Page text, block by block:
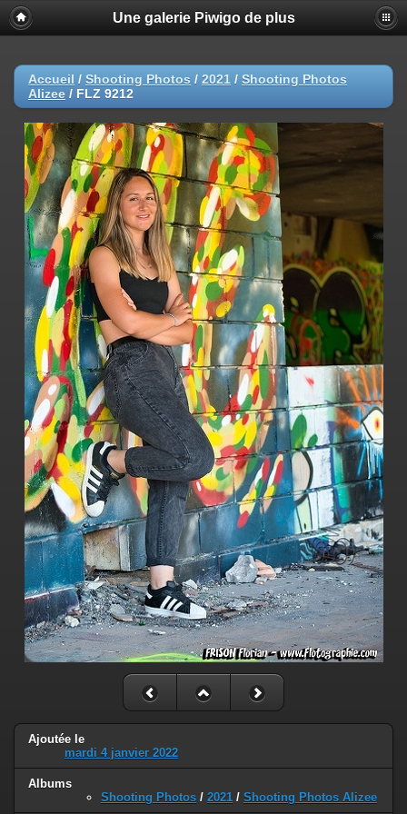
Une galerie Piwigo de plus
Accueil / Shooting Photos / 2021 / Shooting Photos
Alizee / FLZ 9212
Ajoutée le
mardi 4 janvier 2022
Albums
Shooting Photos / 2021 / Shooting Photos Alizee